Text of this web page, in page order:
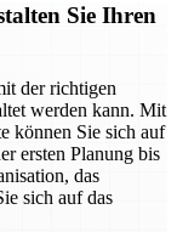
Sie Ihren
der richtigen
werden kann. Mit
können Sie sich auf
ersten Planung bis
das
sich auf das